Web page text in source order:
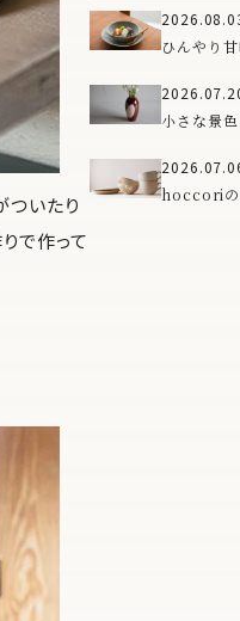
ついたり
で作って
ひんやり
小さな景
「ma」
hoccoriの